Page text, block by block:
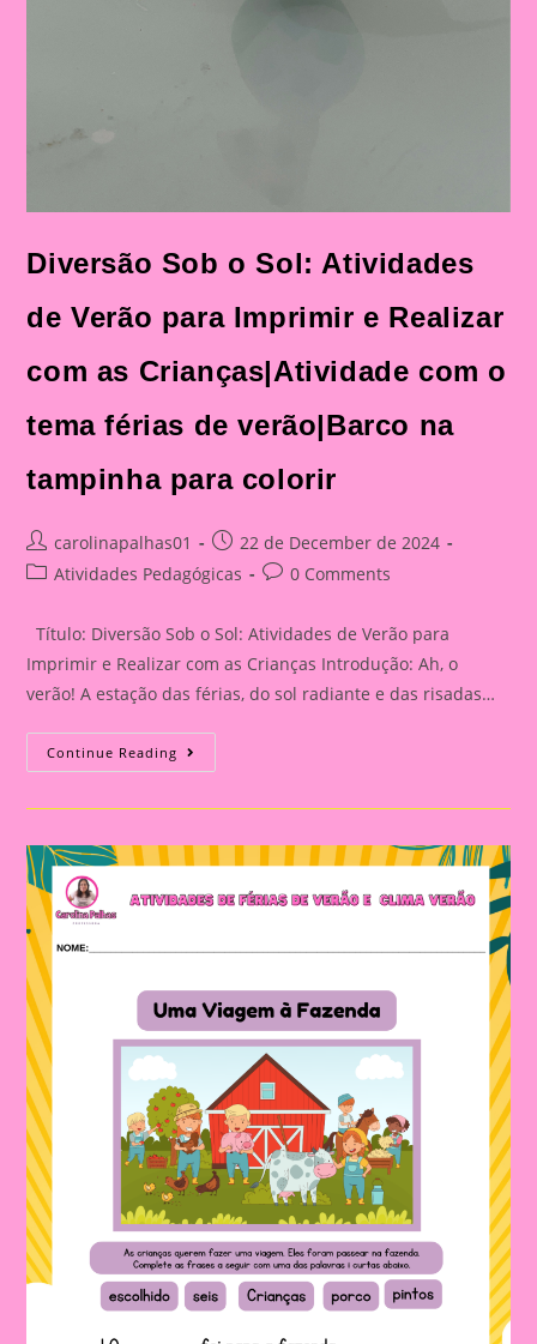
Diversão Sob o Sol: Atividades
de Verão para Imprimir e Realizar
com as Crianças|Atividade com o
tema férias de verão|Barco na
tampinha para colorir
Post
author:
carolinapalhas01
Post
published:
22 de December de 2024
PostAtividades Pedagógicas
Post0 Comments
Título: Diversão Sob o Sol: Atividades de Verão para
Imprimir e Realizar com as Crianças Introdução: Ah, o
verão! A estação das férias, do sol radiante e das risadas…
Continue Reading Diversão
Sob
Verão
Para
Imprimir
E
As
Com
O
Tema
Férias
De
Verão|Barco
Na
Tampinha
Para
Colorir